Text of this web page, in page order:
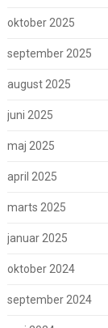
oktober 2025
september 2025
august 2025
juni 2025
maj 2025
april 2025
marts 2025
januar 2025
oktober 2024
september 2024